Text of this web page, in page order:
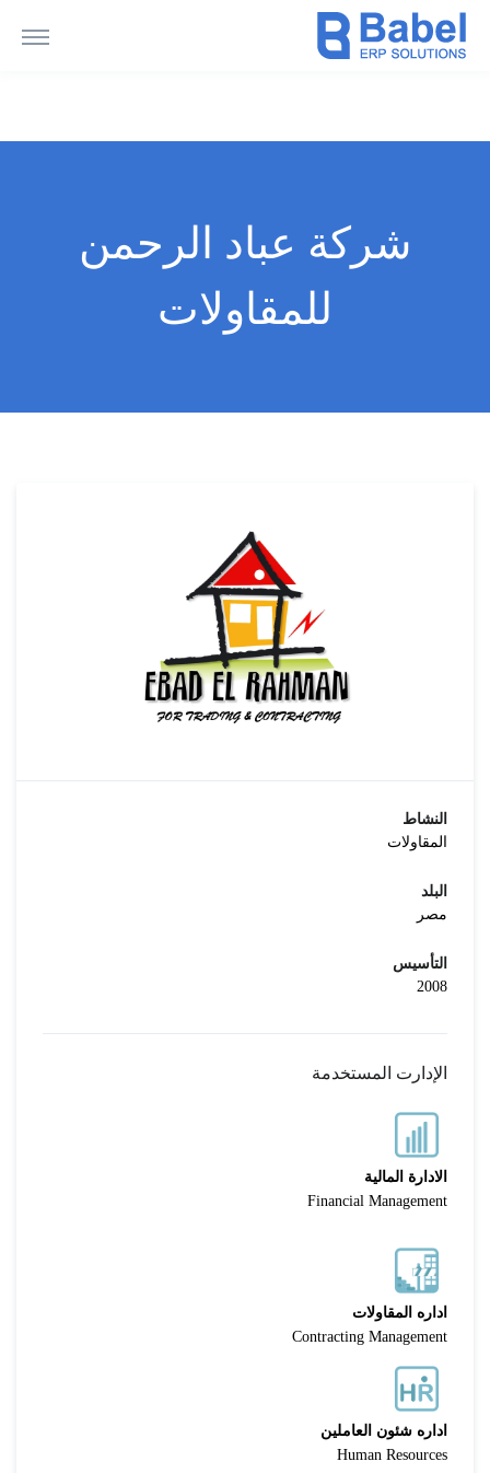
شركة عباد الرحمن
للمقاولات
النشاط
المقاولات
البلد
مصر
التأسيس
2008
الإدارت المستخدمة
الادارة المالية
Financial Management
اداره المقاولات
Contracting Management
اداره شئون العاملين
Human Resources